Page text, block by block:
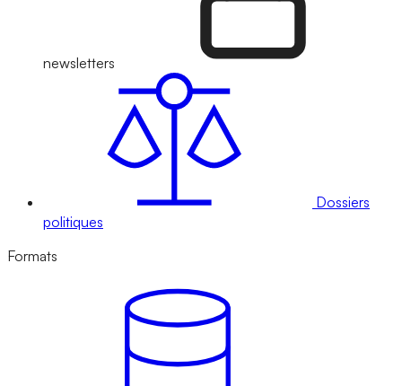
newsletters
Dossiers
politiques
Formats